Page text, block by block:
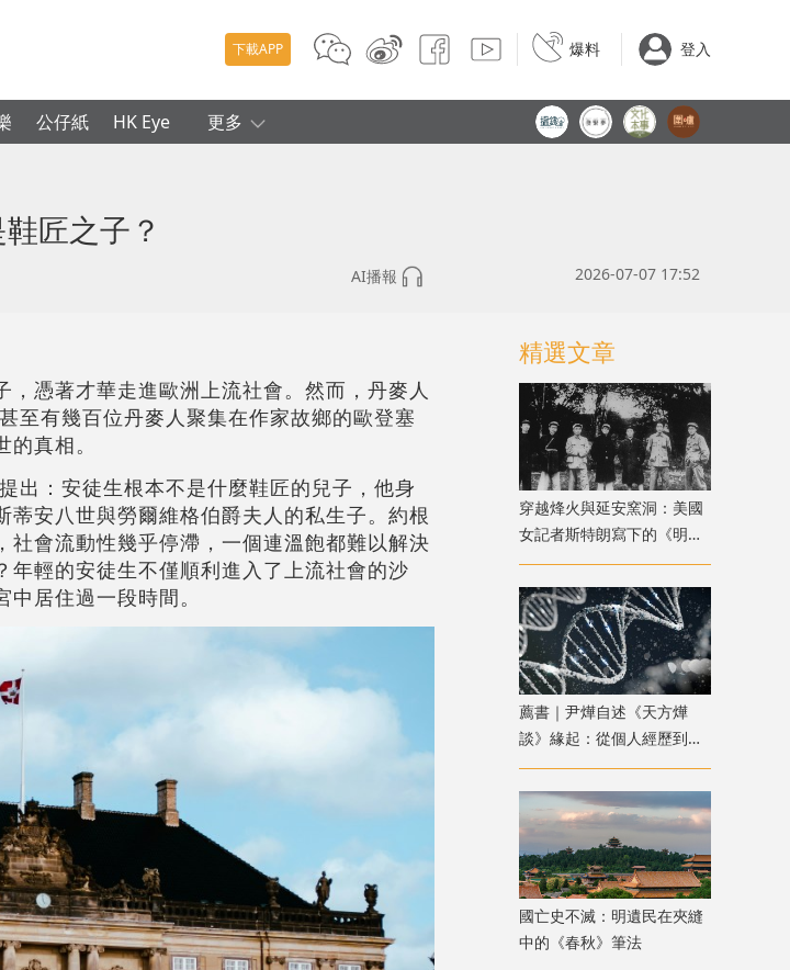
下載APP 爆料 登入
公仔紙 HK Eye 更多
匠之子？
AI播報 2026-07-07 17:52
憑著才華走進歐洲上流社會。然而，丹麥人
至有幾百位丹麥人聚集在作家故鄉的歐登塞
真相。
出：安徒生根本不是什麼鞋匠的兒子，他身
安八世與勞爾維格伯爵夫人的私生子。約根
社會流動性幾乎停滯，一個連溫飽都難以解決
輕的安徒生不僅順利進入了上流社會的沙
居住過一段時間。
精選文章
穿越烽火與延安窯洞：美國
女記者斯特朗寫下的《明日
中國》
薦書｜尹燁自述《天方燁
談》緣起：從個人經歷到生
命科學普及
國亡史不滅：明遺民在夾縫
中的《春秋》筆法